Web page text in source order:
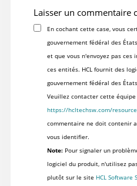
Laisser un commentaire
En cochant cette case, vous
gouvernement fédéral des
et que vous n'envoyez pas
ces entités. HCL fournit des
gouvernement fédéral des
Veuillez contacter cette
https://hcltechsw.com/
commentaire ne doit contenir
vous identifier.
Note:Pour signaler un
logiciel du produit, n'utilisez
plutôt sur le site HCL Software